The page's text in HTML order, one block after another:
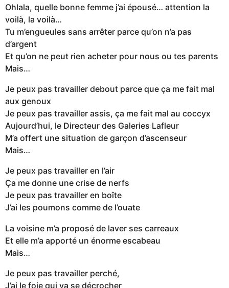
Ohlala, quelle bonne femme j’ai épousé… attention la
voilà, la voilà…
Tu m’engueules sans arrêter parce qu’on n’a pas
d’argent
Et qu’on ne peut rien acheter pour nous ou tes parents
Mais…
Je peux pas travailler debout parce que ça me fait mal
aux genoux
Je peux pas travailler assis, ça me fait mal au coccyx
Aujourd’hui, le Directeur des Galeries Lafleur
M’a offert une situation de garçon d’ascenseur
Mais…
Je peux pas travailler en l’air
Ça me donne une crise de nerfs
Je peux pas travailler en boîte
J’ai les poumons comme de l’ouate
La voisine m’a proposé de laver ses carreaux
Et elle m’a apporté un énorme escabeau
Mais…
Je peux pas travailler perché,
J’ai le foie qui va se décrocher